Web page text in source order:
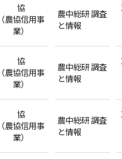
協
（農協信用事
業）
農中総研 調査
と情報
協
（農協信用事
業）
農中総研 調査
と情報
協
（農協信用事
業）
農中総研 調査
と情報